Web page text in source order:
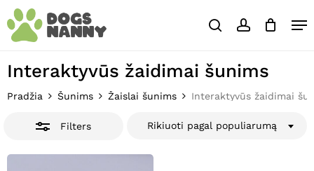
Skip
to
main
searchaccount
Krepšelis
Cart
Interaktyvūs žaidimai šunims
Pradžia Šunims Žaislai šunims Interaktyvūs žaidimai
Filters Rikiuoti pagal populiarumą
Close